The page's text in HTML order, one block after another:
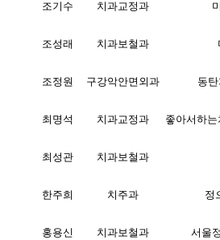
조기수 치과교정과
조성래 치과보철과
조정원 구강악안면외과 동
최명석 치과교정과 좋아서하
최성관 치과보철과
한주희 치주과 정
홍용신 치과보철과 서울